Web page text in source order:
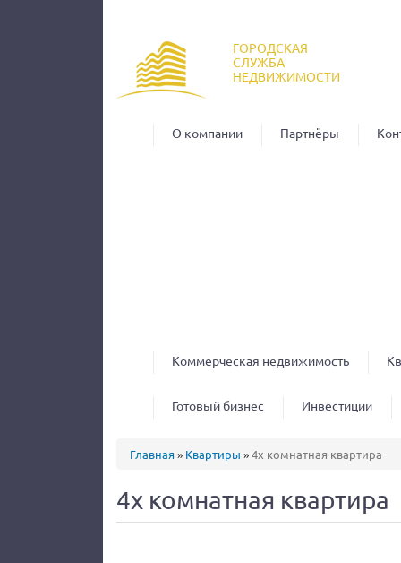
ГОРОДСКАЯ
СЛУЖБА
НЕДВИЖИМОСТИ
О компании Партнёры
Коммерческая недвижимость
Готовый бизнес Инвестиции
Вы здесь
Главная » Квартиры »4х комнатная квартира
4х комнатная квартира